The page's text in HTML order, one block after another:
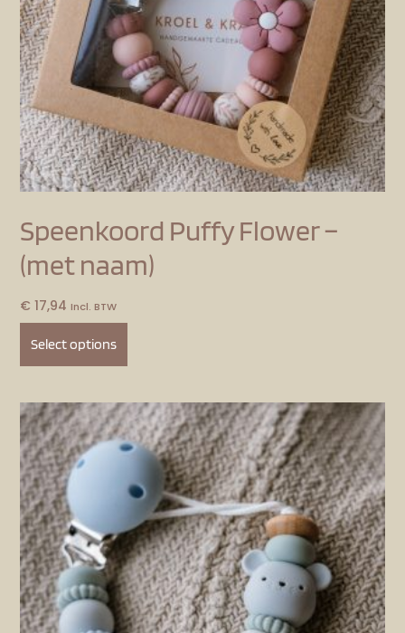
Speenkoord Puffy Flower –
(met naam)
€ 17,94 Incl. BTW
Select options